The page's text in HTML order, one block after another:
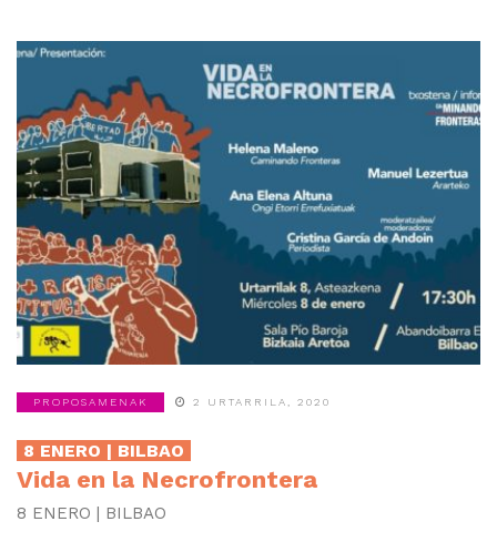
PROPOSAMENAK 2 URTARRILA, 2020
8 ENERO | BILBAO
Vida en la Necrofrontera
8 ENERO | BILBAO